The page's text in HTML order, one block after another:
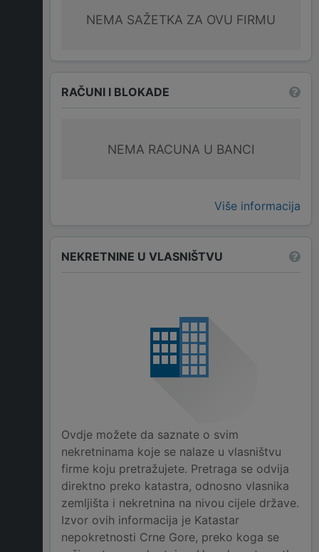
NEMA SAŽETKA ZA OVU FIRMU
RAČUNI I BLOKADE
NEMA RACUNA U BANCI
Više informacija
NEKRETNINE U VLASNIŠTVU
Ovdje možete da saznate o svim
nekretninama koje se nalaze u vlasništvu
firme koju pretražujete. Pretraga se odvija
direktno preko katastra, odnosno vlasnika
zemljišta i nekretnina na nivou cijele države.
Izvor ovih informacija je Katastar
nepokretnosti Crne Gore, preko koga se